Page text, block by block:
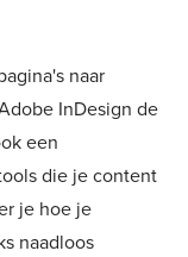
naar
InDesign de
een
die je content
je hoe je
naadloos